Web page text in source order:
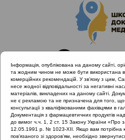
Головна Нормативні документи
Рубрика:
Інформація, опублікована на даному сайті,
та жодним чином не може бути використана в
комерційних рекомендацій. У зв’язку з цим,
несе жодної відповідальності за негативні
матеріалів, викладених на даному сайті.
не є рекламою та не призначена для того, щоб
консультації з кваліфікованими фахівцями в
Документація з фармацевтичних продуктів
до вимог ч.ч. 1, 2 ст. 15 Закону України «Про
12.05.1991 р. № 1023-XII. Якщо вам потрібна
пов’язаного зі здоров’ям, необхідно